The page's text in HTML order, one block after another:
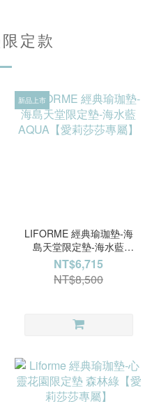
定款
新品上市
LIFORME 經典瑜珈墊-海
島天堂限定墊-海水藍
AQUA【愛莉莎莎專屬】
NT$6,715
NT$8,500